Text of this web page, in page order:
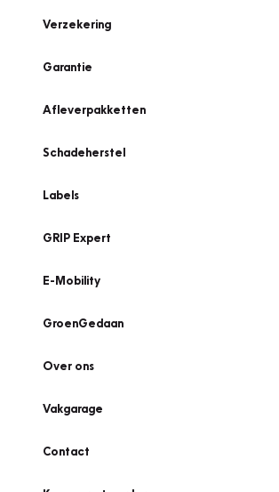
Verzekering
Garantie
Afleverpakketten
Schadeherstel
Labels
GRIP Expert
E-Mobility
GroenGedaan
Over ons
Vakgarage
Contact